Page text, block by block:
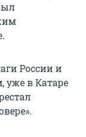
России и
уже в Катаре